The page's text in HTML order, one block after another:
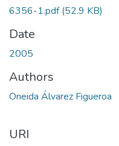
6356-1.pdf(52.9 KB)
Date
2005
Authors
Oneida Álvarez Figueroa
URI